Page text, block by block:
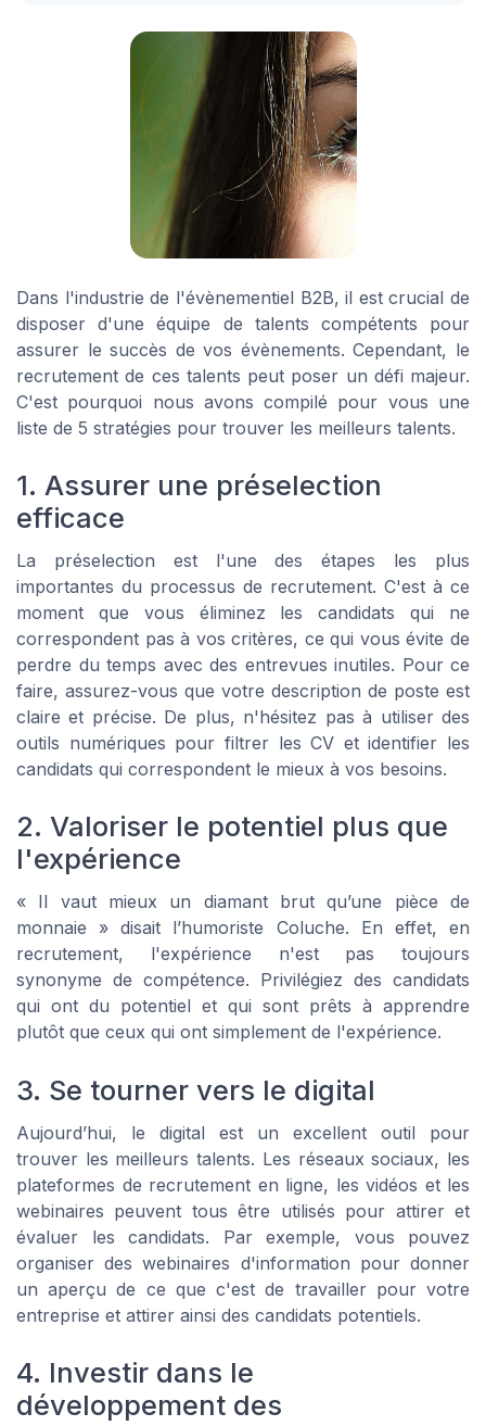
Dans l'industrie de l'évènementiel B2B, il est crucial de
disposer d'une équipe de talents compétents pour
assurer le succès de vos évènements. Cependant, le
recrutement de ces talents peut poser un défi majeur.
C'est pourquoi nous avons compilé pour vous une
liste de 5 stratégies pour trouver les meilleurs talents.
1. Assurer une préselection
efficace
La préselection est l'une des étapes les plus
importantes du processus de recrutement. C'est à ce
moment que vous éliminez les candidats qui ne
correspondent pas à vos critères, ce qui vous évite de
perdre du temps avec des entrevues inutiles. Pour ce
faire, assurez-vous que votre description de poste est
claire et précise. De plus, n'hésitez pas à utiliser des
outils numériques pour filtrer les CV et identifier les
candidats qui correspondent le mieux à vos besoins.
2. Valoriser le potentiel plus que
l'expérience
« Il vaut mieux un diamant brut qu’une pièce de
monnaie » disait l’humoriste Coluche. En effet, en
recrutement, l'expérience n'est pas toujours
synonyme de compétence. Privilégiez des candidats
qui ont du potentiel et qui sont prêts à apprendre
plutôt que ceux qui ont simplement de l'expérience.
3. Se tourner vers le digital
Aujourd’hui, le digital est un excellent outil pour
trouver les meilleurs talents. Les réseaux sociaux, les
plateformes de recrutement en ligne, les vidéos et les
webinaires peuvent tous être utilisés pour attirer et
évaluer les candidats. Par exemple, vous pouvez
organiser des webinaires d'information pour donner
un aperçu de ce que c'est de travailler pour votre
entreprise et attirer ainsi des candidats potentiels.
4. Investir dans le
développement des